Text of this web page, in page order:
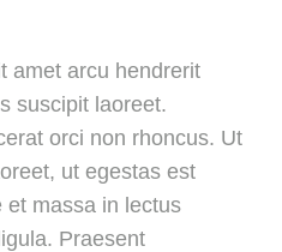
amet arcu hendrerit
suscipit laoreet.
orci non rhoncus. Ut
ut egestas est
et massa in lectus
Praesent